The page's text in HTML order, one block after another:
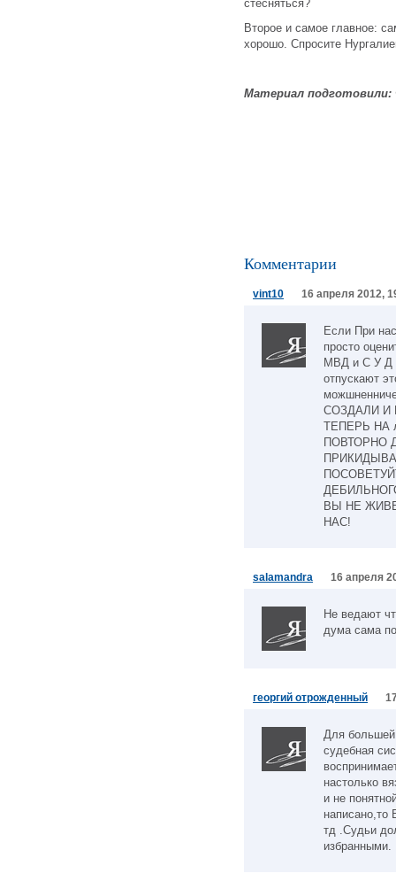
стесняться?
Второе и самое главное:
хорошо. Спросите
Материал подготовили:
Комментарии
vint10 16 апреля 2012,
Если При
просто
МВД и С У Д
отпускают
СОЗДАЛИ И
ТЕПЕРЬ НА
ПОВТОРНО
ВЫ НЕ
НАС!
salamandra 16 апреля
Не ведают
дума сама
георгий отрожденный
Для большей
судебная
настолько
и не
написано,то
тд .Судьи
избранными.